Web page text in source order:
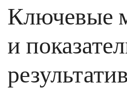
Ключевые
и